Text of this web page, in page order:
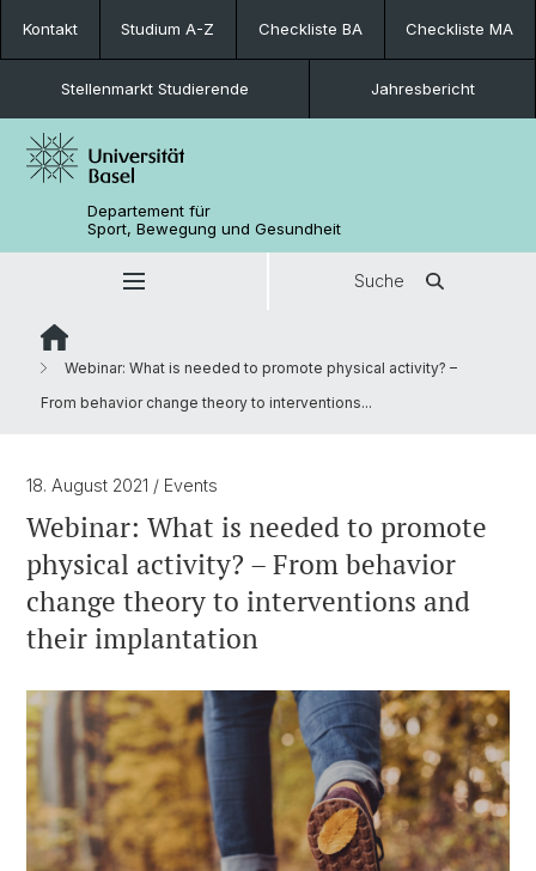
Kontakt Studium A-Z Checkliste BA Checkliste MA
Stellenmarkt Studierende Jahresbericht
Departement für
Sport, Bewegung und Gesundheit
Suche
Webinar: What is needed to promote physical activity? –
From behavior change theory to interventions...
18. August 2021 / Events
Webinar: What is needed to promote
physical activity? – From behavior
change theory to interventions and
their implantation